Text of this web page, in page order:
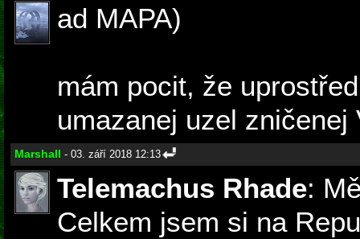
ad MAPA)
mám pocit, že
umazanej uzel zničenej
Marshall - 03. září 2018 12:13
Telemachus Rhade:
Celkem jsem si na